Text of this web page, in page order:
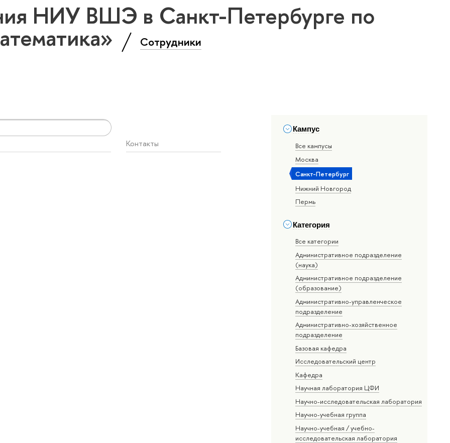
НИУ ВШЭ в Санкт-Петербурге по
Сотрудники
Кампус
Все кампусы
Москва
Санкт-Петербург
Нижний Новгород
Пермь
Категория
Все категории
Административное подразделение
(наука)
Административное подразделение
(образование)
Административно-управленческое
подразделение
Административно-хозяйственное
подразделение
Базовая кафедра
Исследовательский центр
Кафедра
Научная лаборатория ЦФИ
Научно-исследовательская лаборатория
Научно-учебная группа
Научно-учебная / учебно-
исследовательская лаборатория
Контакты